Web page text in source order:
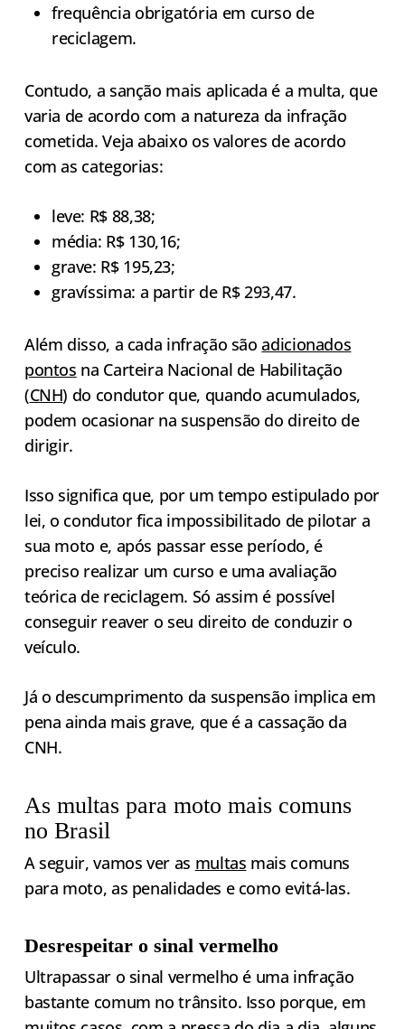
frequência obrigatória em curso de
reciclagem.
Contudo, a sanção mais aplicada é a multa, que
varia de acordo com a natureza da infração
cometida. Veja abaixo os valores de acordo
com as categorias:
leve: R$ 88,38;
média: R$ 130,16;
grave: R$ 195,23;
gravíssima: a partir de R$ 293,47.
Além disso, a cada infração sãoadicionados
pontos na Carteira Nacional de Habilitação
(CNH) do condutor que, quando acumulados,
podem ocasionar na suspensão do direito de
dirigir.
Isso significa que, por um tempo estipulado por
lei, o condutor fica impossibilitado de pilotar a
sua moto e, após passar esse período, é
preciso realizar um curso e uma avaliação
teórica de reciclagem. Só assim é possível
conseguir reaver o seu direito de conduzir o
veículo.
Já o descumprimento da suspensão implica em
pena ainda mais grave, que é a cassação da
CNH.
As multas para moto mais comuns
no Brasil
A seguir, vamos ver as multas mais comuns
para moto, as penalidades e como evitá-las.
Desrespeitar o sinal vermelho
Ultrapassar o sinal vermelho é uma infração
bastante comum no trânsito. Isso porque, em